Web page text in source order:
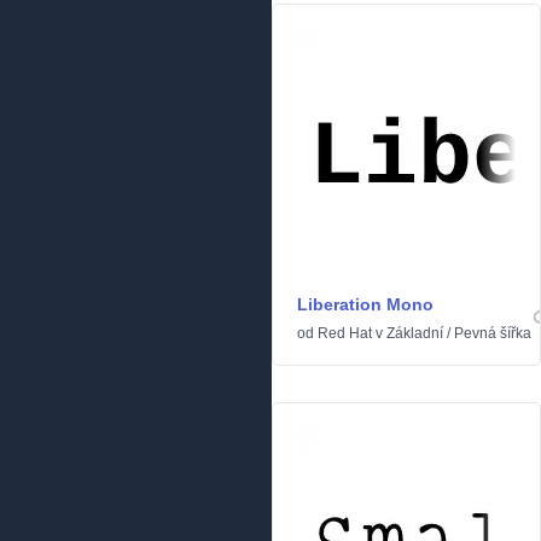
Liberation Mono
od Red Hatv Základní / Pevná šířka